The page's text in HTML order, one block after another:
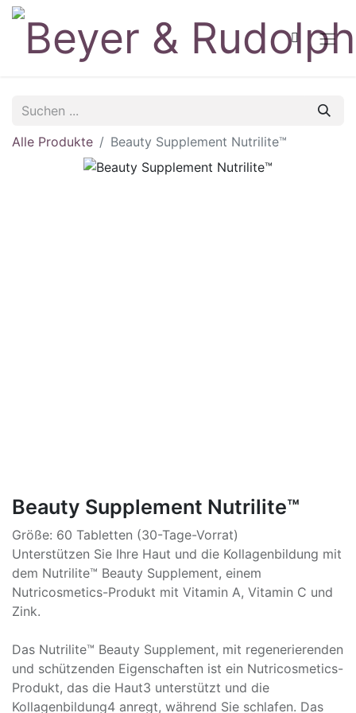
Alle Produkte Beauty Supplement Nutrilite™
Beauty Supplement Nutrilite™
Größe: 60 Tabletten (30-Tage-Vorrat)
Unterstützen Sie Ihre Haut und die Kollagenbildung mit
dem Nutrilite™ Beauty Supplement, einem
Nutricosmetics-Produkt mit Vitamin A, Vitamin C und
Zink.
Das Nutrilite™ Beauty Supplement, mit regenerierenden
und schützenden Eigenschaften ist ein Nutricosmetics-
Produkt, das die Haut3 unterstützt und die
Kollagenbildung4 anregt, während Sie schlafen. Das